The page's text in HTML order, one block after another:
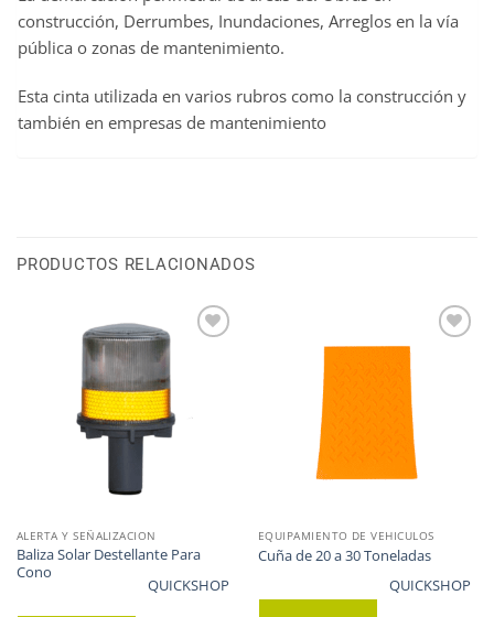
construcción, Derrumbes, Inundaciones, Arreglos en la vía
pública o zonas de mantenimiento.
Esta cinta utilizada en varios rubros como la construcción y
también en empresas de mantenimiento
PRODUCTOS RELACIONADOS
WISHLIST
ALERTA Y SEÑALIZACION
Baliza Solar Destellante Para
Cono
WISHLIST
EQUIPAMIENTO DE VEHICULOS
Cuña de 20 a 30 Toneladas
QUICKSHOP
QUICKSHOP